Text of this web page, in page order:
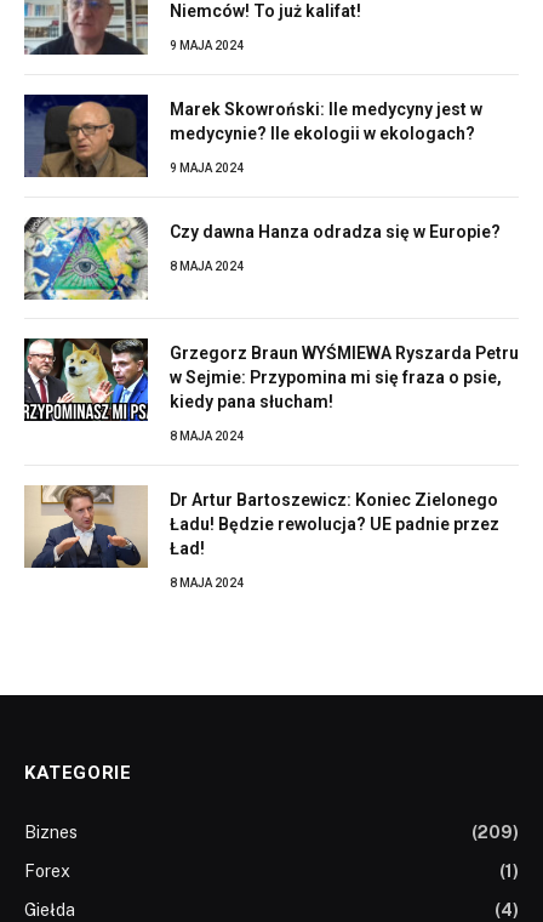
Niemców! To już kalifat!
9 MAJA 2024
Marek Skowroński: Ile medycyny jest w
medycynie? Ile ekologii w ekologach?
9 MAJA 2024
Czy dawna Hanza odradza się w Europie?
8 MAJA 2024
Grzegorz Braun WYŚMIEWA Ryszarda Petru
w Sejmie: Przypomina mi się fraza o psie,
kiedy pana słucham!
8 MAJA 2024
Dr Artur Bartoszewicz: Koniec Zielonego
Ładu! Będzie rewolucja? UE padnie przez
Ład!
8 MAJA 2024
KATEGORIE
Biznes
(209)
Forex
(1)
Giełda
(4)